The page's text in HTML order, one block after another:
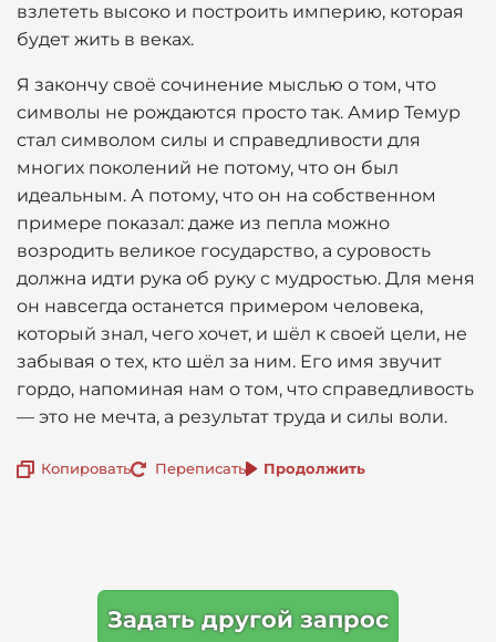
взлететь высоко и построить империю, которая
будет жить в веках.
Я закончу своё сочинение мыслью о том, что
символы не рождаются просто так. Амир Темур
стал символом силы и справедливости для
многих поколений не потому, что он был
идеальным. А потому, что он на собственном
примере показал: даже из пепла можно
возродить великое государство, а суровость
должна идти рука об руку с мудростью. Для меня
он навсегда останется примером человека,
который знал, чего хочет, и шёл к своей цели, не
забывая о тех, кто шёл за ним. Его имя звучит
гордо, напоминая нам о том, что справедливость
— это не мечта, а результат труда и силы воли.
Копировать Переписать Продолжить
Задать другой запрос